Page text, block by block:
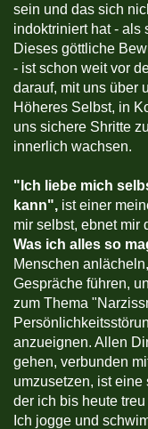
sein und das sich
indoktriniert hat - als
Dieses göttliche
- ist schon weit vor
darauf, mit uns über
Höheres Selbst, in
uns sichere Shritte
innerlich wachsen.
" Ich liebe mich
kann", ist einer
mir selbst, ebnet mir
Was ich alles so
Menschen
Gespräche führen,
zum Thema
anzueignen. Allen
gehen, verbunden
umzusetzen, ist
der ich bis heute
Ich jogge und